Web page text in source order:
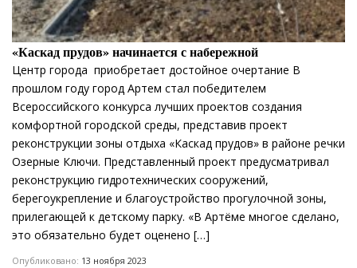
«Каскад прудов» начинается с набережной
Центр города приобретает достойное очертание В
прошлом году город Артем стал победителем
Всероссийского конкурса лучших проектов создания
комфортной городской среды, представив проект
реконструкции зоны отдыха «Каскад прудов» в районе речки
Озерные Ключи. Представленный проект предусматривал
реконструкцию гидротехнических сооружений,
берегоукрепление и благоустройство прогулочной зоны,
прилегающей к детскому парку. «В Артёме многое сделано,
это обязательно будет оценено […]
Опубликовано: 13 ноября 2023